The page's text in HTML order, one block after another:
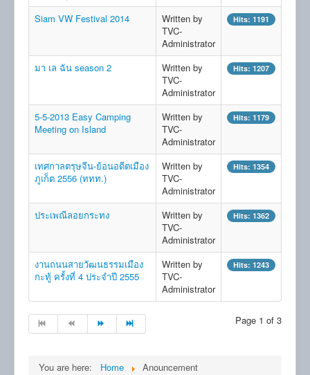
Siam VW Festival 2014
Written by
TVC-
Administrator
Hits: 1191
มา เล ฉัน season 2
Written by
TVC-
Administrator
Hits: 1207
5-5-2013 Easy Camping
Meeting on Island
Written by
TVC-
Administrator
Hits: 1179
เทศกาลตรุษจีน-ย้อนอดีตเมือง
ภูเก็ต 2556 (ททท.)
Written by
TVC-
Administrator
Hits: 1354
ประเพณีลอยกระทง
Written by
TVC-
Administrator
Hits: 1362
งานถนนสายวัฒนธรรมเมือง
กะทู้ ครั้งที่ 4 ประจำปี 2555
Written by
TVC-
Administrator
Hits: 1243
Page 1 of 3
You are here: Home Anouncement